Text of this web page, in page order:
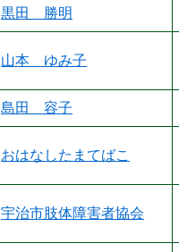
黒田 勝明
山本 ゆみ子
島田 容子
おはなしたまてばこ
宇治市肢体障害者協会